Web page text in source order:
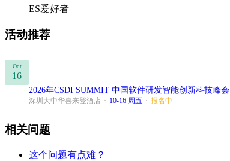
ES爱好者
活动推荐
Oct
16
2026年CSDI SUMMIT 中国软件研发智能创新科技峰会
深圳大中华喜来登酒店 · 10-16 周五 · 报名中
相关问题
这个问题有点难？